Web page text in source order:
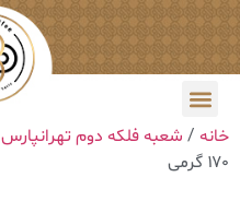
خانه / شعبه فلکه دوم تهرانپارس
۱۷۰ گرمی